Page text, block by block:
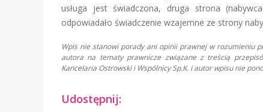
usługa jest świadczona, druga strona
odpowiadało świadczenie wzajemne ze strony
Wpis nie stanowi porady ani opinii prawnej w rozumieniu
autora na tematy prawnicze związane z treścią
Kancelaria Ostrowski i Wspólnicy Sp.K. i autor wpisu nie
Udostępnij: